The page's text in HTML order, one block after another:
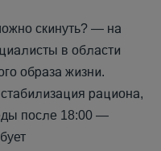
скинуть? — на
в области
образа жизни.
рациона,
после 18:00 —